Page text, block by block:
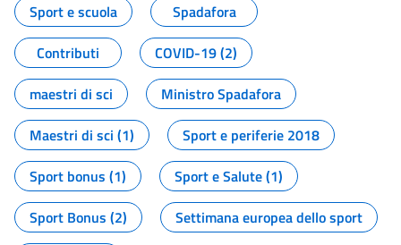
Sport e scuola
Spadafora
Contributi
COVID-19 (2)
maestri di sci
Ministro Spadafora
Maestri di sci (1)
Sport e periferie 2018
Sport bonus (1)
Sport e Salute (1)
Sport Bonus (2)
Settimana europea dello sport